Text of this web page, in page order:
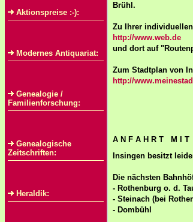
Aktionspreise :-):
Modernes Antiquariat:
Genealogie /
Familienforschung:
Genealogische
Zeitschriften:
Heraldik:
Brühl.
Zu Ihrer
http://www.web.de
und dort auf
Zum Stadtplan von
http://
A N F A H R T M I T
Insingen besitzt
Die nächsten
- Rothenburg o. d.
- Steinach (bei
- Dombühl